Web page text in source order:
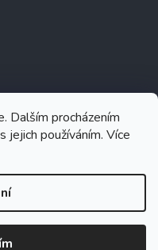
Dalším procházením
používáním. Více